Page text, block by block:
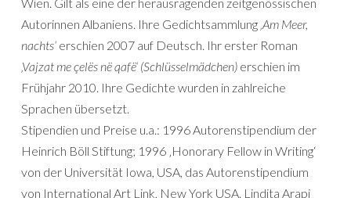
Autorinnen Albaniens. Ihre Gedichtsammlung ‚Am Meer,
nachts‘ erschien 2007 auf Deutsch. Ihr erster Roman
‚Vajzat me çelës në qafë‘ (Schlüsselmädchen) erschien im
Frühjahr 2010. Ihre Gedichte wurden in zahlreiche
Sprachen übersetzt.
Stipendien und Preise u.a.: 1996 Autorenstipendium der
Heinrich Böll Stiftung; 1996 ‚Honorary Fellow in Writing‘
von der Universität Iowa, USA, das Autorenstipendium
von International Art Link, New York USA. Lindita Arapi